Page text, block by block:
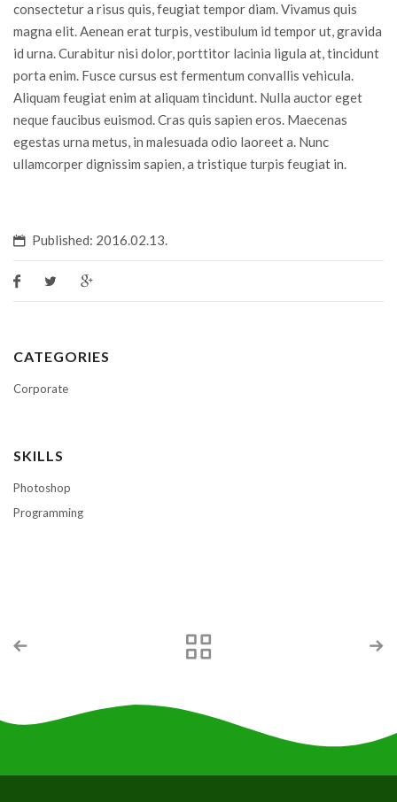
consectetur a risus quis, feugiat tempor diam. Vivamus quis
magna elit. Aenean erat turpis, vestibulum id tempor ut, gravida
id urna. Curabitur nisi dolor, porttitor lacinia ligula at, tincidunt
porta enim. Fusce cursus est fermentum convallis vehicula.
Aliquam feugiat enim at aliquam tincidunt. Nulla auctor eget
neque faucibus euismod. Cras quis sapien eros. Maecenas
egestas urna metus, in malesuada odio laoreet a. Nunc
ullamcorper dignissim sapien, a tristique turpis feugiat in.
Published: 2016.02.13.
CATEGORIES
Corporate
SKILLS
Photoshop
Programming